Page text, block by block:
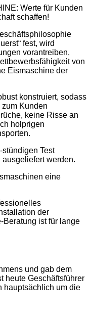
Werte für Kunden
schaffen!
fest, wird
vorantreiben,
von
Eismaschine der
konstruiert, sodass
Kunden
keine Risse an
holprigen
Test
werden.
eine
der
Beratung ist für lange
und gab dem
heute Geschäftsführer
hauptsächlich um die